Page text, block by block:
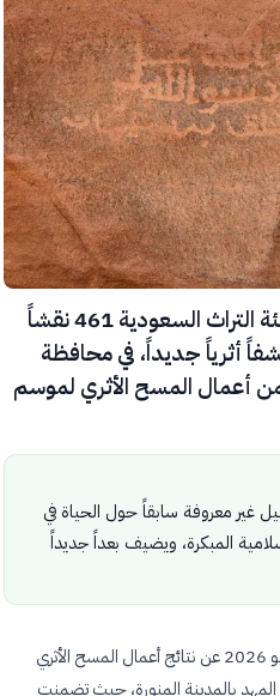
في إنجاز أثري بارز، وثّقت هيئة التراث السعودية 461 نقشاً
بين 1774 مكتشفاً أثرياً جديداً، في محافظة
أعمال المسح الأثري لموسم
معروفة سابقاً حول الحياة في
المبكرة، ويضيف بعداً جديداً
أعلنت هيئة التراث السعودية في يونيو 2026 عن نتائج أعمال المسح الأثري
بالمدينة المنورة، حيث تضمنت